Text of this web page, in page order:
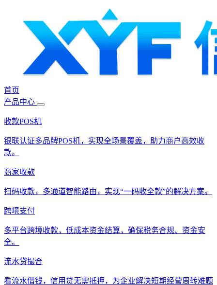
首页
产品中心
收款POS机
银联认证多品牌POS机，实现全场景覆盖，助力商户高效收
款。
商家收款
扫码收款，多通道智能路由，实现“一码收全款”的解决方案。
跨境支付
多平台跨境收款，低成本资金结算，确保税务合规、资金安
全。
流水贷撮合
看流水借钱，信用贷无需抵押，为企业解决短期经营周转难题